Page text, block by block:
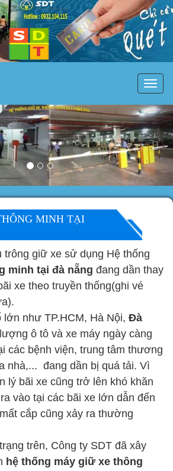
MÁY
GIỮ
MINH TẠI
trông giữ xe sử dụng Hệ thống
minh tại đà nẵng đang dần thay
xe theo truyền thống(ghi vé
lớn như TP.HCM, Hà Nội, Đà
ô tô và xe máy ngày càng
các bệnh viện, trung tâm thương
nhà,... đang dần bị quá tải. Vì
lý bãi xe cũng trở lên khó khăn
vào tại các bãi xe lớn dẫn đến
cắp cũng xảy ra thường
trên, Công ty SDT đã xây
hệ thống máy giữ xe thông